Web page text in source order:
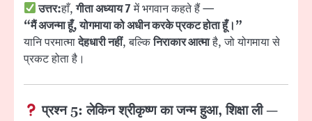
उत्तर:हाँ,गीता अध्याय 7में भगवान कहते हैं —
“मैं अजन्मा हूँ, योगमाया को अधीन करके प्रकट होता हूँ।”
यानि परमात्मादेहधारी नहीं, बल्किनिराकार आत्माहै, जो योगमाया से
प्रकट होता है।
प्रश्न 5: लेकिन श्रीकृष्ण का जन्म हुआ, शिक्षा ली —